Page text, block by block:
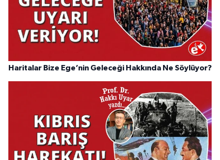
Haritalar Bize Ege’nin Geleceği Hakkında Ne Söylüyor?